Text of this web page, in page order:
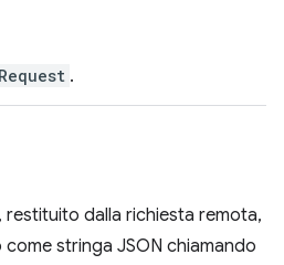
.
, restituito dalla richiesta remota,
stringa JSON chiamando